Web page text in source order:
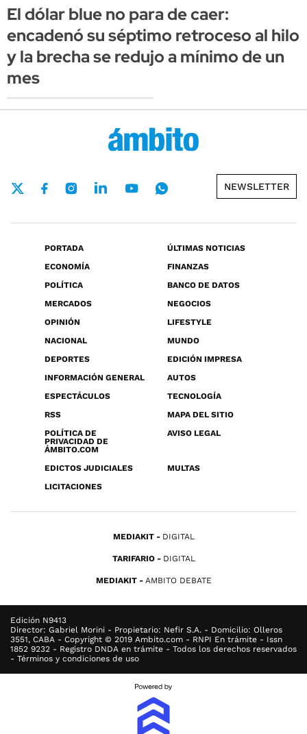
El dólar blue no para de caer:
encadenó su séptimo retroceso al hilo
y la brecha se redujo a mínimo de un
mes
NEWSLETTER
PORTADA
ÚLTIMAS NOTICIAS
ECONOMÍA
FINANZAS
POLÍTICA
BANCO DE DATOS
MERCADOS
NEGOCIOS
OPINIÓN
LIFESTYLE
NACIONAL
MUNDO
DEPORTES
EDICIÓN IMPRESA
INFORMACIÓN GENERAL
AUTOS
ESPECTÁCULOS
TECNOLOGÍA
RSS
MAPA DEL SITIO
POLÍTICA DE
PRIVACIDAD DE
ÁMBITO.COM
AVISO LEGAL
EDICTOS JUDICIALES
MULTAS
LICITACIONES
MEDIAKIT DIGITAL
TARIFARIO DIGITAL
MEDIAKIT AMBITO DEBATE
Edición N9413
Director: Gabriel Morini - Propietario: Nefir S.A. - Domicilio: Olleros
3551, CABA - Copyright © 2019 Ambito.com - RNPI En trámite - Issn
1852 9232 - Registro DNDA en trámite - Todos los derechos reservados
- Términos y condiciones de uso